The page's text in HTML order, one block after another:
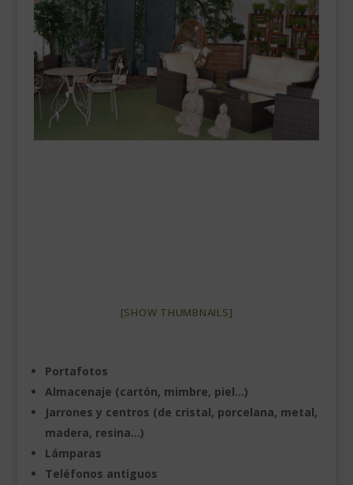
[SHOW THUMBNAILS]
Portafotos
Almacenaje (cartón, mimbre, piel…)
Jarrones y centros (de cristal, porcelana, metal,
madera, resina…)
Lámparas
Teléfonos antiguos